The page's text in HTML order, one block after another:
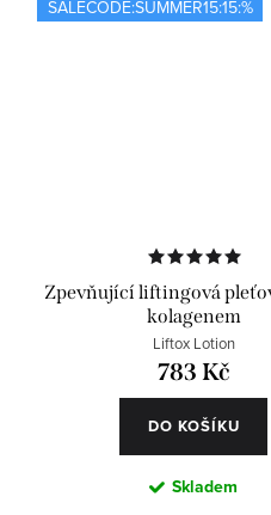
SALECODE:SUMMER15:15:%
Zpevňující liftingová
kolagenem
Liftox Lotion
783 Kč
DO KOŠÍKU
Skladem